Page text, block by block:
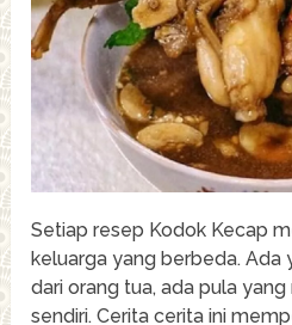
Setiap resep Kodok Kecap
keluarga yang berbeda. Ada
dari orang tua, ada pula
sendiri. Cerita cerita ini